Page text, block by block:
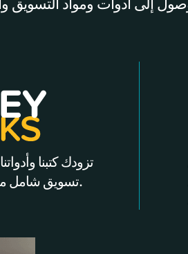
تزودك كتبنا
تسويق شامل مصمم حول التعليم المالي.